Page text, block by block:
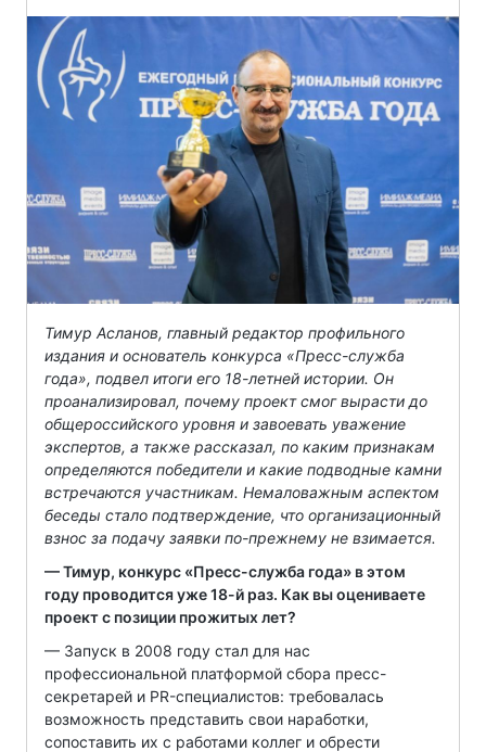
Тимур Асланов, главный редактор профильного
издания и основатель конкурса «Пресс-служба
года», подвел итоги его 18-летней истории. Он
проанализировал, почему проект смог вырасти до
общероссийского уровня и завоевать уважение
экспертов, а также рассказал, по каким признакам
определяются победители и какие подводные камни
встречаются участникам. Немаловажным аспектом
беседы стало подтверждение, что организационный
взнос за подачу заявки по-прежнему не взимается.
— Тимур, конкурс «Пресс-служба года» в этом
году проводится уже 18-й раз. Как вы оцениваете
проект с позиции прожитых лет?
— Запуск в 2008 году стал для нас
профессиональной платформой сбора пресс-
секретарей и PR-специалистов: требовалась
возможность представить свои наработки,
сопоставить их с работами коллег и обрести